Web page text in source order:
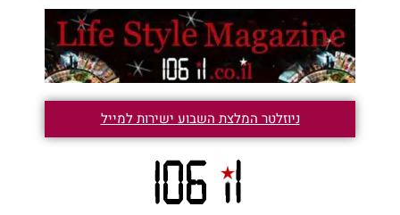
ניוזלטר המלצת השבוע ישירות למייל